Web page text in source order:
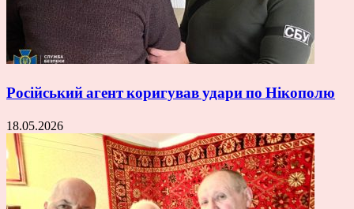
Російський агент коригував удари по Нікополю
18.05.2026